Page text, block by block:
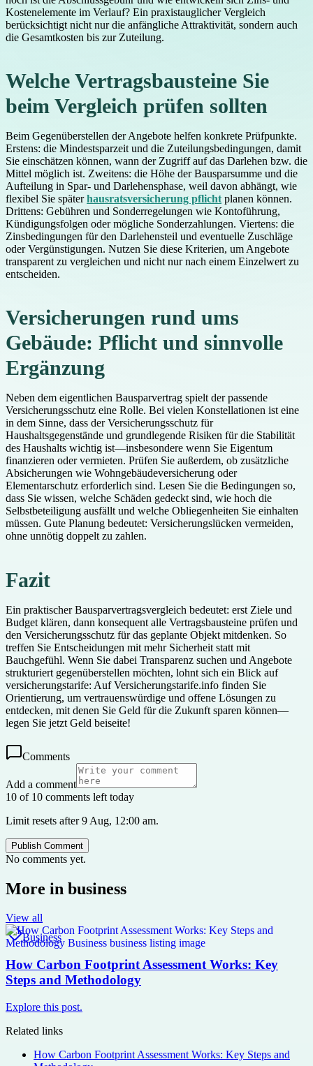
Kostenelemente im Verlauf? Ein praxistauglicher Vergleich
berücksichtigt nicht nur die anfängliche Attraktivität, sondern auch
die Gesamtkosten bis zur Zuteilung.
Welche Vertragsbausteine Sie
beim Vergleich prüfen sollten
Beim Gegenüberstellen der Angebote helfen konkrete Prüfpunkte.
Erstens: die Mindestsparzeit und die Zuteilungsbedingungen, damit
Sie einschätzen können, wann der Zugriff auf das Darlehen bzw. die
Mittel möglich ist. Zweitens: die Höhe der Bausparsumme und die
Aufteilung in Spar- und Darlehensphase, weil davon abhängt, wie
flexibel Sie späterhausratsversicherung pflicht planen können.
Drittens: Gebühren und Sonderregelungen wie Kontoführung,
Kündigungsfolgen oder mögliche Sonderzahlungen. Viertens: die
Zinsbedingungen für den Darlehensteil und eventuelle Zuschläge
oder Vergünstigungen. Nutzen Sie diese Kriterien, um Angebote
transparent zu vergleichen und nicht nur nach einem Einzelwert zu
entscheiden.
Versicherungen rund ums
Gebäude: Pflicht und sinnvolle
Ergänzung
Neben dem eigentlichen Bausparvertrag spielt der passende
Versicherungsschutz eine Rolle. Bei vielen Konstellationen ist eine
in dem Sinne, dass der Versicherungsschutz für
Haushaltsgegenstände und grundlegende Risiken für die Stabilität
des Haushalts wichtig ist—insbesondere wenn Sie Eigentum
finanzieren oder vermieten. Prüfen Sie außerdem, ob zusätzliche
Absicherungen wie Wohngebäudeversicherung oder
Elementarschutz erforderlich sind. Lesen Sie die Bedingungen so,
dass Sie wissen, welche Schäden gedeckt sind, wie hoch die
Selbstbeteiligung ausfällt und welche Obliegenheiten Sie einhalten
müssen. Gute Planung bedeutet: Versicherungslücken vermeiden,
ohne unnötig doppelt zu zahlen.
Fazit
Ein praktischer Bausparvertragsvergleich bedeutet: erst Ziele und
Budget klären, dann konsequent alle Vertragsbausteine prüfen und
den Versicherungsschutz für das geplante Objekt mitdenken. So
treffen Sie Entscheidungen mit mehr Sicherheit statt mit
Bauchgefühl. Wenn Sie dabei Transparenz suchen und Angebote
strukturiert gegenüberstellen möchten, lohnt sich ein Blick auf
versicherungstarife: Auf Versicherungstarife.info finden Sie
Orientierung, um vertrauenswürdige und offene Lösungen zu
entdecken, mit denen Sie Geld für die Zukunft sparen können—
legen Sie jetzt Geld beiseite!
Comments
Add a comment
10 of 10 comments left today
Limit resets after 9 Aug, 12:00 am.
Publish Comment
No comments yet.
More in business
View all
Business
How Carbon Footprint Assessment Works: Key
Steps and Methodology
Explore this post.
Related links
How Carbon Footprint Assessment Works: Key Steps and